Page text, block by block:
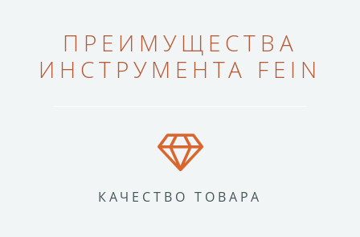
ПРЕИМУЩЕСТВА
ИНСТРУМЕНТА FEIN
КАЧЕСТВО ТОВАРА